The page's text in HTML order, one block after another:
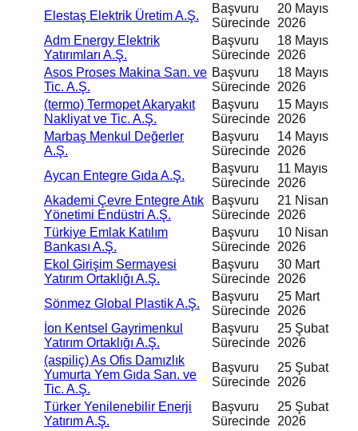
Elestaş Elektrik Üretim A.Ş.
Başvuru
Sürecinde
20 Mayıs
2026
Adm Energy Elektrik
Yatırımları A.Ş.
Başvuru
Sürecinde
18 Mayıs
2026
Asos Proses Makina San. ve
Tic. A.Ş.
Başvuru
Sürecinde
18 Mayıs
2026
(termo) Termopet Akaryakıt
Nakliyat ve Tic. A.Ş.
Başvuru
Sürecinde
15 Mayıs
2026
Marbaş Menkul Değerler
A.Ş.
Başvuru
Sürecinde
14 Mayıs
2026
Aycan Entegre Gıda A.Ş.
Başvuru
Sürecinde
11 Mayıs
2026
Akademi Çevre Entegre Atık
Yönetimi Endüstri A.Ş.
Başvuru
Sürecinde
21 Nisan
2026
Türkiye Emlak Katılım
Bankası A.Ş.
Başvuru
Sürecinde
10 Nisan
2026
Ekol Girişim Sermayesi
Yatırım Ortaklığı A.Ş.
Başvuru
Sürecinde
30 Mart
2026
Sönmez Global Plastik A.Ş.
Başvuru
Sürecinde
25 Mart
2026
İon Kentsel Gayrimenkul
Yatırım Ortaklığı A.Ş.
Başvuru
Sürecinde
25 Şubat
2026
(aspiliç) As Ofis Damızlık
Yumurta Yem Gıda San. ve
Tic. A.Ş.
Başvuru
Sürecinde
25 Şubat
2026
Türker Yenilenebilir Enerji
Yatırım A.Ş.
Başvuru
Sürecinde
25 Şubat
2026